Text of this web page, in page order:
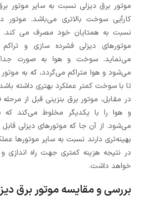
موتور برق دیزلی نسبت به سایر موتور
کارآیی سوخت بالاتری می‌باشد.
نسبت به همتایان خود مصرف می کند.
موتورهای دیزلی فشرده سازی و
می‌نماید. سوخت و هوا به صورت
می‌شود و هوا متراکم می‌گردد، که به
تا با سوخت کمتر عملکرد بهتری داشته
در مقابل، موتور برق بنزینی قبل از
و هوا را با یکدیگر مخلوط می‌کند
می‌شود. از آن جا که موتورهای دیزلی
بهینه‌تری دارند نسبت به سایر موتورها
در نتیجه هزینه کمتری جهت راه اندازی
خواهد داشت.
بررسی و مقایسه موتور برق